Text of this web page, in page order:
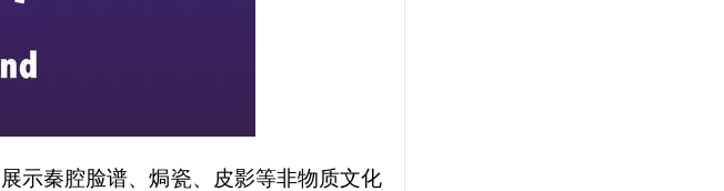
示秦腔脸谱、焗瓷、皮影等非物质文化